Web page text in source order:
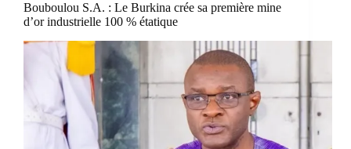
Bouboulou S.A. : Le Burkina crée sa première mine
d’or industrielle 100 % étatique